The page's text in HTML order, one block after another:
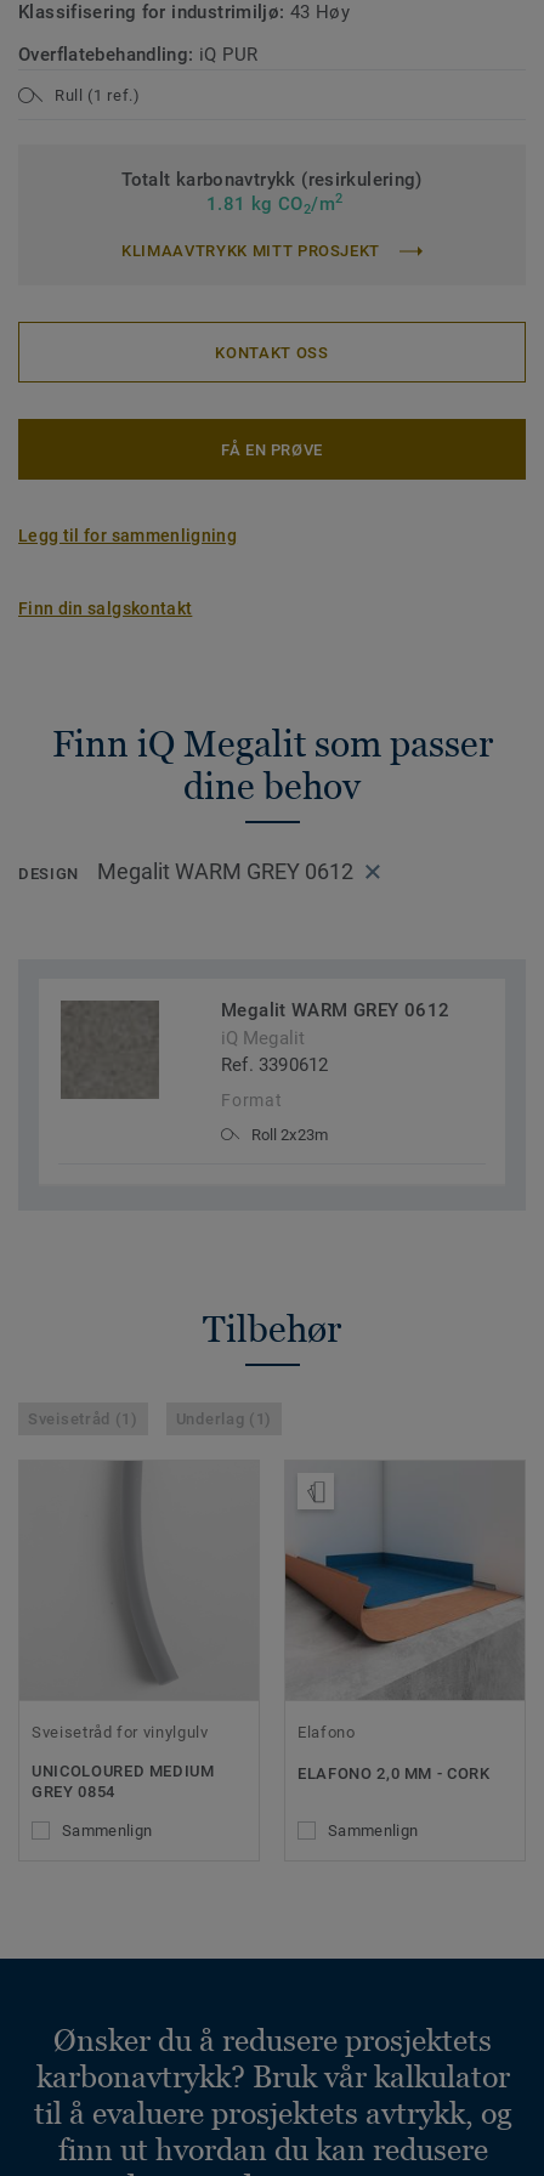
Klassifisering for industrimiljø: 43 Høy
Overflatebehandling: iQ PUR
Rull (1 ref.)
Totalt karbonavtrykk (resirkulering)
1.81 kg CO2/m2
KLIMAAVTRYKK MITT PROSJEKT
KONTAKT OSS
FÅ EN PRØVE
Legg til for sammenligning
Finn din salgskontakt
Finn iQ Megalit som passer
dine behov
DESIGN Megalit WARM GREY 0612
Megalit WARM GREY 0612
iQ Megalit
Ref. 3390612
Format
Roll 2x23m
Tilbehør
Sveisetråd (1) Underlag (1)
Sveisetråd for vinylgulv
UNICOLOURED MEDIUM
GREY 0854
Sammenlign
Elafono
ELAFONO 2,0 MM - CORK
Sammenlign
Ønsker du å redusere prosjektets
karbonavtrykk? Bruk vår kalkulator
til å evaluere prosjektets avtrykk, og
finn ut hvordan du kan redusere